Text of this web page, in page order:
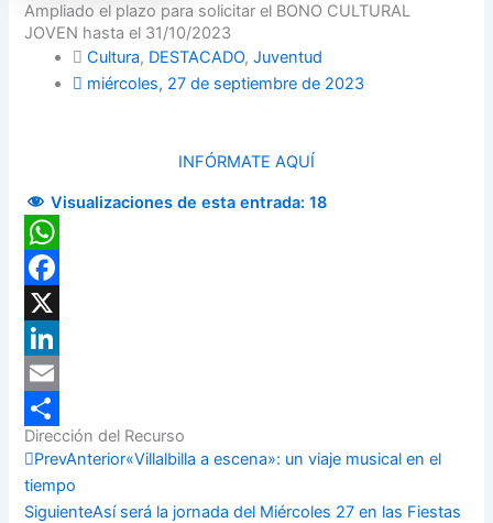
Ampliado el plazo para solicitar el BONO CULTURAL
JOVEN hasta el 31/10/2023
Cultura, DESTACADO,Juventud
miércoles, 27 de septiembre de 2023
INFÓRMATE AQUÍ
Visualizaciones de esta entrada: 18
WhatsApp
Facebook
X
LinkedIn
Email
Compartir
Dirección del Recurso
PrevAnterior«Villalbilla a escena»: un viaje musical en el
tiempo
SiguienteAsí será la jornada del Miércoles 27 en las Fiestas